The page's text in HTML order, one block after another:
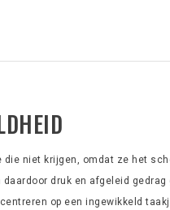
die niet krijgen, omdat ze het
druk en afgeleid gedrag
op een ingewikkeld